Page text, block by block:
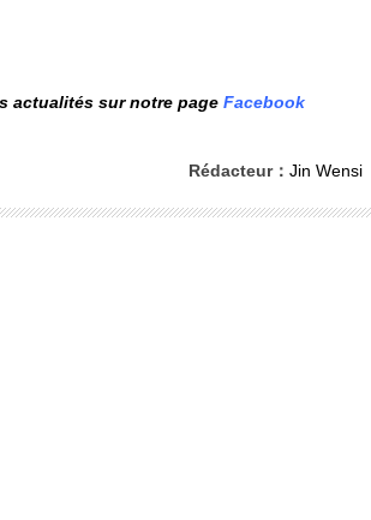
actualités sur notre page Facebook
Rédacteur： Jin Wensi